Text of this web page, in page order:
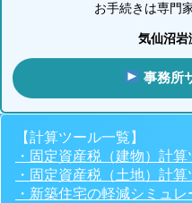
お手続きは専門
気仙沼岩
事務所
【計算ツール一覧】
・固定資産税（建物）計
・固定資産税（土地）計算
・新築住宅の軽減シミュレ